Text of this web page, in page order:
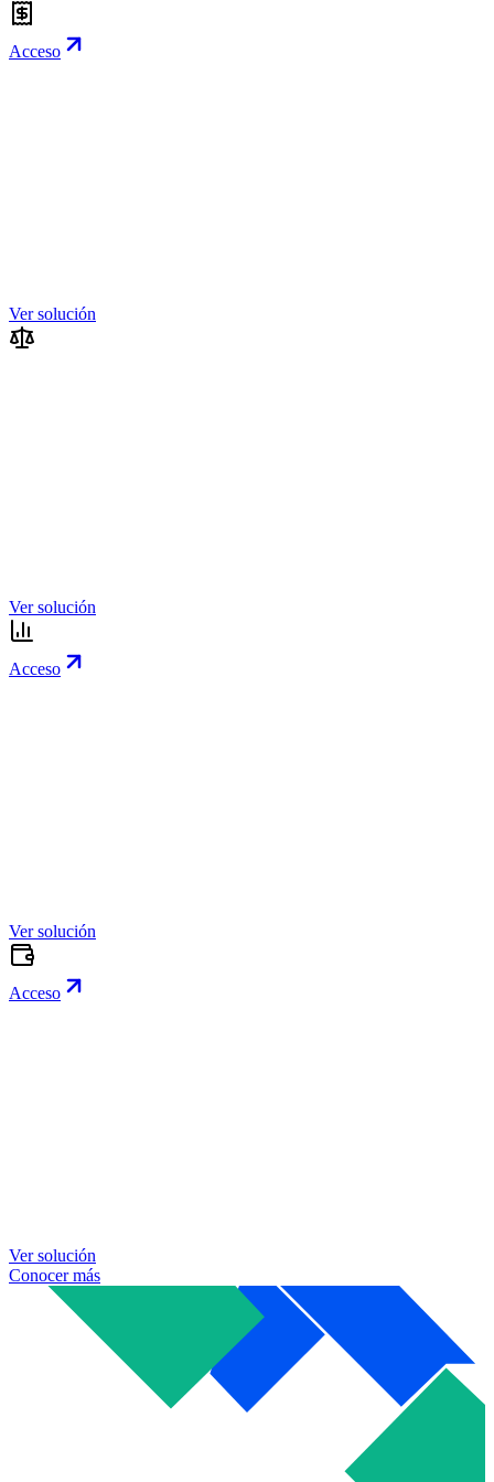
Acceso
Ver solución
Ver solución
Acceso
Ver solución
Acceso
Ver solución
Conocer más